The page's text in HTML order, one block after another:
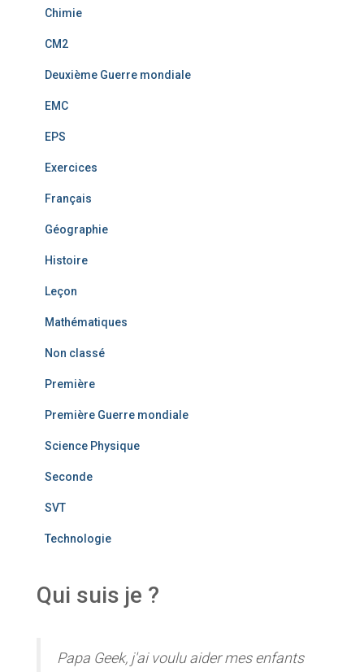
Chimie
CM2
Deuxième Guerre mondiale
EMC
EPS
Exercices
Français
Géographie
Histoire
Leçon
Mathématiques
Non classé
Première
Première Guerre mondiale
Science Physique
Seconde
SVT
Technologie
Qui suis je ?
Papa Geek, j'ai voulu aider mes enfants